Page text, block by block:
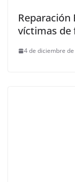
Reparación
víctimas de
4 de diciembre